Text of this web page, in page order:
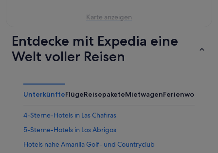
9.
Aug.
Karte anzeigen
Entdecke mit Expedia eine
Welt voller Reisen
UnterkünfteFlügeReisepaketeMietwagen
4-Sterne-Hotels in Las Chafiras
5-Sterne-Hotels in Los Abrigos
Hotels nahe Amarilla Golf- und Countryclub